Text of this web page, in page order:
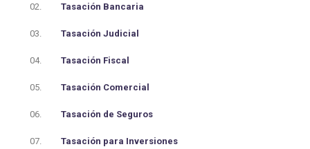
02. Tasación Bancaria
03. Tasación Judicial
04. Tasación Fiscal
05. Tasación Comercial
06. Tasación de Seguros
07. Tasación para Inversiones